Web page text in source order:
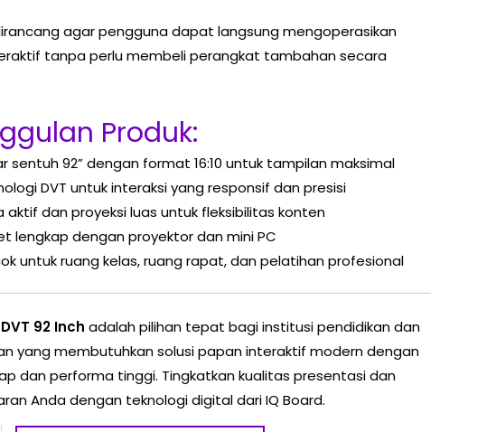
agar pengguna dapat langsung mengoperasikan
tanpa perlu membeli perangkat tambahan secara
Produk:
sentuh 92” dengan format 16:10 untuk tampilan maksimal
DVT untuk interaksi yang responsif dan presisi
aktif dan proyeksi luas untuk fleksibilitas konten
lengkap dengan proyektor dan mini PC
untuk ruang kelas, ruang rapat, dan pelatihan profesional
92 Inch adalah pilihan tepat bagi institusi pendidikan dan
yang membutuhkan solusi papan interaktif modern dengan
dan performa tinggi. Tingkatkan kualitas presentasi dan
Anda dengan teknologi digital dari IQ Board.